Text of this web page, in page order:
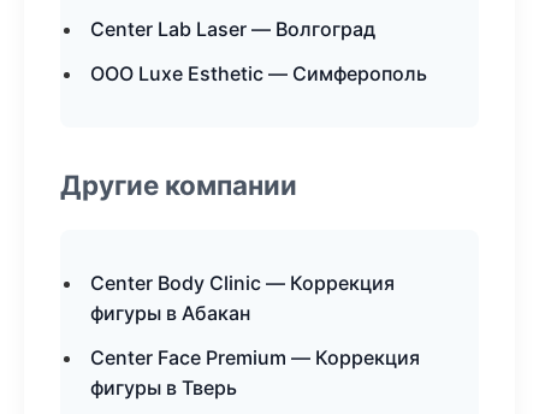
Center Lab Laser — Волгоград
ООО Luxe Esthetic — Симферополь
Другие компании
Center Body Clinic — Коррекция
фигуры в Абакан
Center Face Premium — Коррекция
фигуры в Тверь